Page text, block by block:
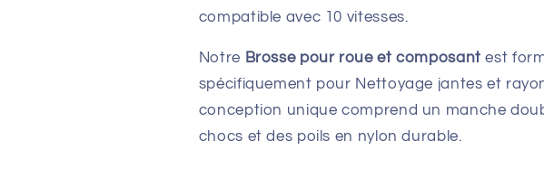
compatible avec 10 vitesses.
Notre Brosse pour roue et composant est
spécifiquement pour Nettoyage jantes et
conception unique comprend un manche
chocs et des poils en nylon durable.